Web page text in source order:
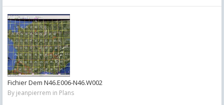
Fichier Dem N46.E006-N46.W002
By jeanpierrem in Plans